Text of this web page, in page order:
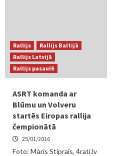
Rallijs
Rallijs Baltijā
Rallijs Latvijā
Rallijs pasaulē
ASRT komanda ar
Blūmu un Volveru
startēs Eiropas rallija
čempionātā
25/01/2016
Foto: Māris Stiprais, 4rati.lv